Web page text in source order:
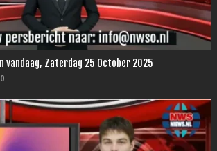
vandaag, Zaterdag 25 October 2025